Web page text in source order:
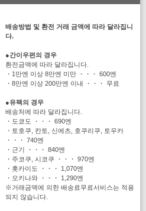
배송방법 및 환전 거래 금액에 따라 달라집니
다.
●간이우편의 경우
환전금액에 따라 달라집니다.
・1만엔 이상 8만엔 미만 ・・・ 600엔
・8만엔 이상 200만엔 이내 ・・・ 무료
●유팩의 경우
배송처에 따라 달라집니다.
・도쿄도 ・・・ 690엔
・토호쿠, 칸토, 신에츠, 호쿠리쿠, 토우카
・・・ 740엔
・근기 ・・・ 840엔
・주코쿠, 시코쿠 ・・・ 970엔
・홋카이도 ・・・ 1,070엔
・오키나와 ・・・ 1,290엔
※거래금액에 의한 배송료무료서비스는 적용
되지 않습니다.